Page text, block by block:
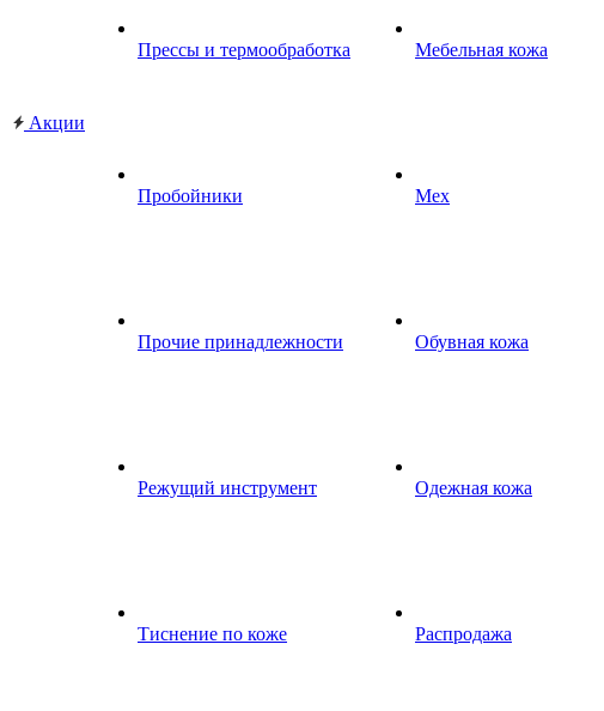
Акции
Прессы и термообработка
Пробойники
Прочие принадлежности
Режущий инструмент
Тиснение по коже
Мебельная кожа
Мех
Обувная кожа
Одежная кожа
Распродажа